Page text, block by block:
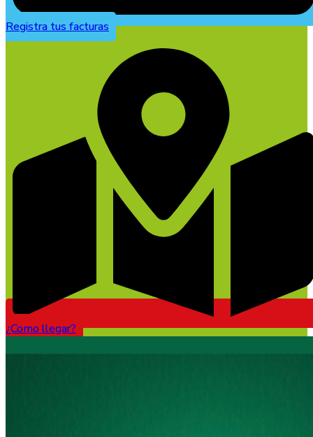
Registra tus facturas
¿Como llegar?